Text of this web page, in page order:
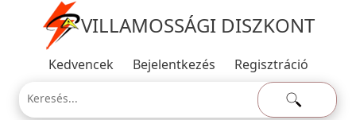
VILLAMOSSÁGI DISZKONT
Kedvencek Bejelentkezés Regisztráció